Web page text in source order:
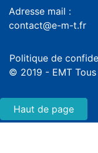
Adresse mail :
contact@e-m-t.fr
Politique de
© 2019 - EMT
Haut de page